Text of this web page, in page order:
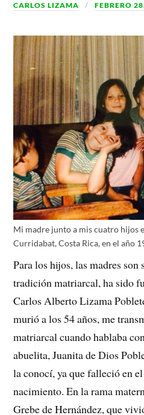
CARLOS LIZAMA FEBRERO
Mi madre junto a mis cuatro hijos
Curridabat, Costa Rica, en el año
Para los hijos, las madres son
tradición matriarcal, ha sido
Carlos Alberto Lizama
murió a los 54 años, me
matriarcal cuando hablaba
abuelita, Juanita de Dios
la conocí, ya que falleció en
nacimiento. En la rama
Grebe de Hernández, que